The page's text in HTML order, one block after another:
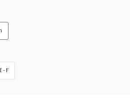
F